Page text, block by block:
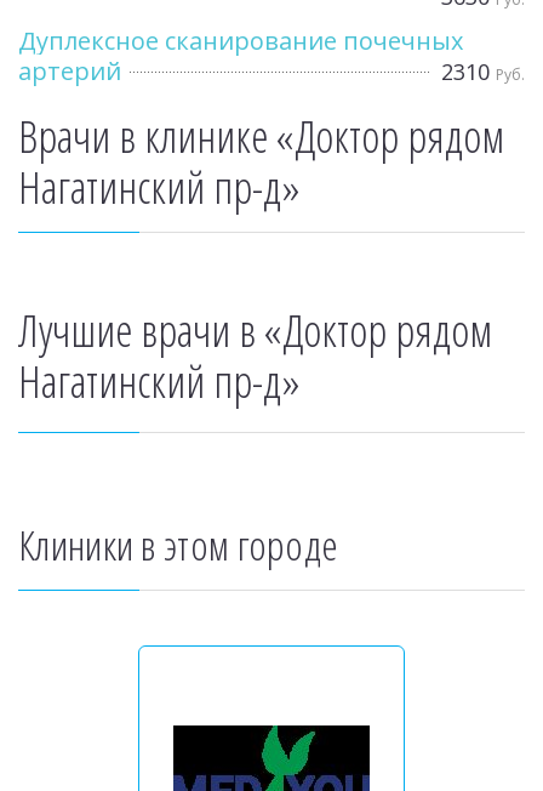
Дуплексное сканирование почечных
артерий
2310 Руб.
Врачи в клинике «Доктор рядом
Нагатинский пр-д»
Лучшие врачи в «Доктор рядом
Нагатинский пр-д»
Клиники в этом городе